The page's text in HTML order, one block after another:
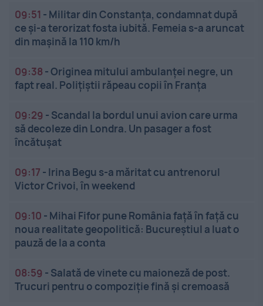
09:51 - Militar din Constanța, condamnat după
ce și-a terorizat fosta iubită. Femeia s-a aruncat
din mașină la 110 km/h
09:38 -Originea mitului ambulanței negre, un
fapt real. Polițiștii răpeau copii în Franța
09:29 - Scandal la bordul unui avion care urma
să decoleze din Londra. Un pasager a fost
încătușat
09:17 - Irina Begu s-a măritat cu antrenorul
Victor Crivoi, în weekend
09:10 - Mihai Fifor pune România față în față cu
noua realitate geopolitică: Bucureștiul a luat o
pauză de la a conta
08:59 - Salată de vinete cu maioneză de post.
Trucuri pentru o compoziție fină și cremoasă